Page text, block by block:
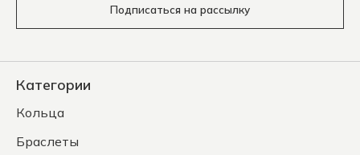
Подписаться на рассылку
Категории
Кольца
Браслеты